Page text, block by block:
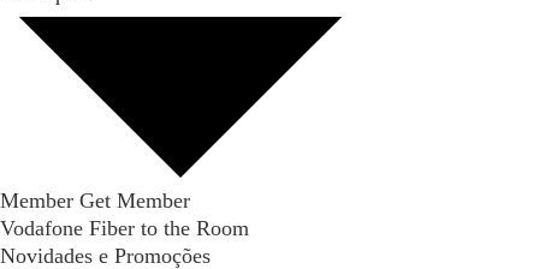
Member Get Member
Vodafone Fiber to the Room
Novidades e Promoções